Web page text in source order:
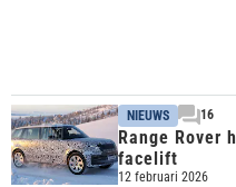
NIEUWS 16
Range Rover
facelift
12 februari 2026